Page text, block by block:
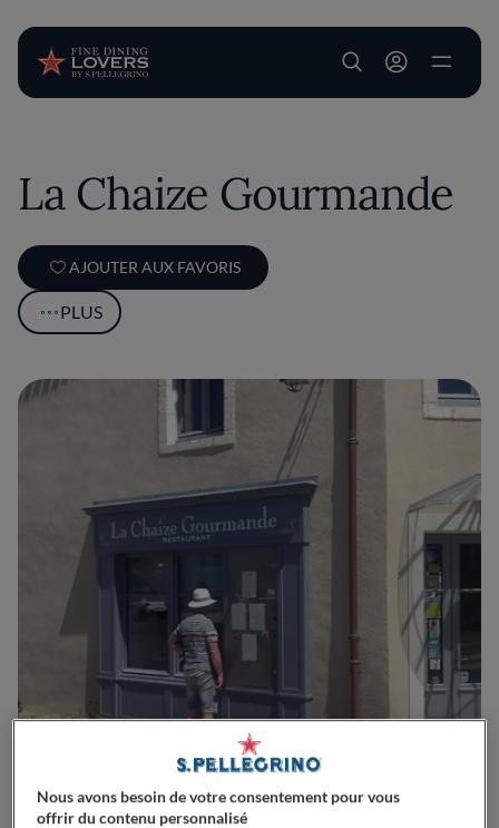
User account
La Chaize Gourmande
AJOUTER AUX FAVORIS
PLUS
0 0 0 0 0
Nous avons besoin de votre consentement pour vous
offrir du contenu personnalisé